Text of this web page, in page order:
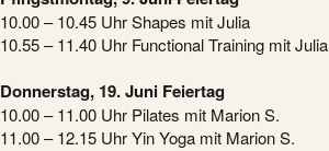
10.00 – 10.45 Uhr Shapes mit Julia
10.55 – 11.40 Uhr Functional Training mit Julia
Donnerstag, 19. Juni Feiertag
10.00 – 11.00 Uhr Pilates mit Marion S.
11.00 – 12.15 Uhr Yin Yoga mit Marion S.